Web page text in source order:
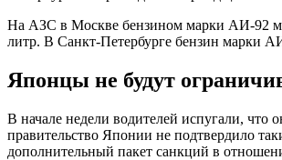
На АЗС в Москве бензином марки АИ-92
литр. В Санкт-Петербурге бензин марки
Японцы не будут
В начале недели водителей испугали, что
правительство Японии не подтвердило
дополнительный пакет санкций в